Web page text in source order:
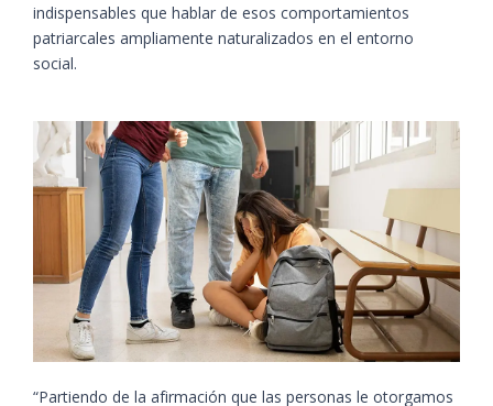
indispensables que hablar de esos comportamientos
patriarcales ampliamente naturalizados en el entorno
social.
“Partiendo de la afirmación que las personas le otorgamos